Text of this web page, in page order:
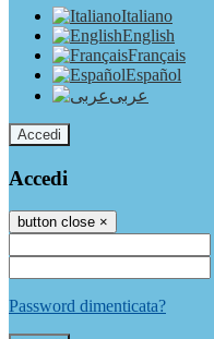
Italiano
English
Français
Español
عربى
Accedi
Accedi
button close ×
Password dimenticata?